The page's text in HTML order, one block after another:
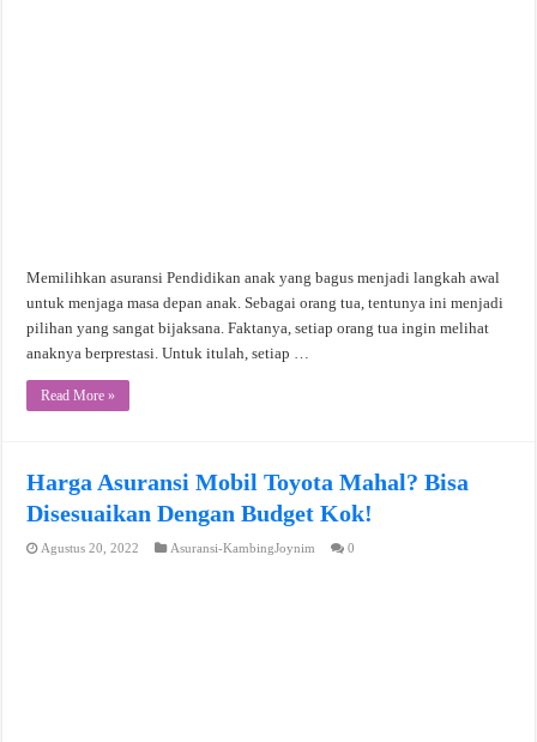
Memilihkan asuransi Pendidikan anak yang bagus menjadi langkah awal
untuk menjaga masa depan anak. Sebagai orang tua, tentunya ini menjadi
pilihan yang sangat bijaksana. Faktanya, setiap orang tua ingin melihat
anaknya berprestasi. Untuk itulah, setiap …
Read More »
Harga Asuransi Mobil Toyota Mahal? Bisa
Disesuaikan Dengan Budget Kok!
Agustus 20, 2022 Asuransi-KambingJoynim 0